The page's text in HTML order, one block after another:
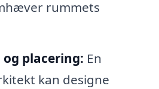
rummets
placering: En
kan designe